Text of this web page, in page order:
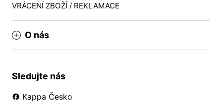
VRÁCENÍ ZBOŽÍ / REKLAMACE
O nás
Sledujte nás
Kappa Česko